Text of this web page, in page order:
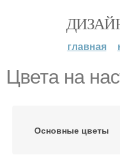
главная
Цвета на
Основные цветы